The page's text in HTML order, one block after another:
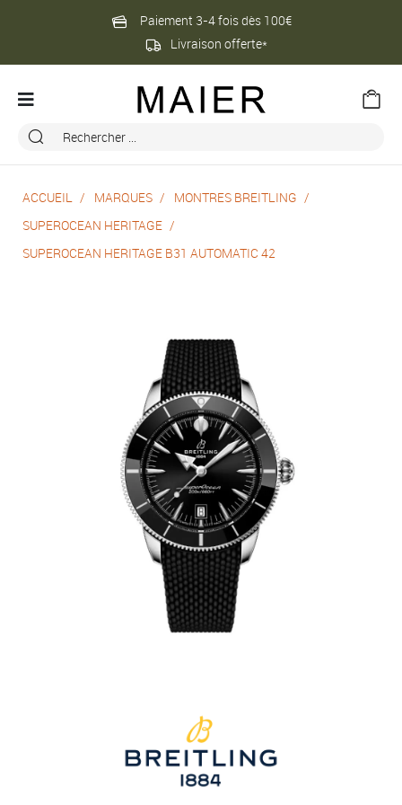
Paiement 3-4 fois dès 100€
Livraison offerte*
ACCUEIL MARQUES
MONTRES BREITLING
SUPEROCEAN HERITAGE
SUPEROCEAN HERITAGE B31 AUTOMATIC 42